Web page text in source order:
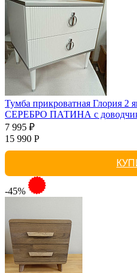
Тумба прикроватная Глория
СЕРЕБРО ПАТИНА с
7 995 ₽
15 990 Р
-45%